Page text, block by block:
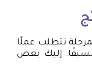
تتطلب عملًا
مسبقًا. إليك بعض